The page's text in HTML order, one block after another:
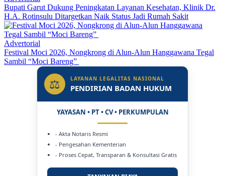
Bupati Garut Dukung Peningkatan Layanan Kesehatan, Klinik Dr.
H.A. Rotinsulu Ditargetkan Naik Status Jadi Rumah Sakit
Advertorial
Festival Moci 2026, Nongkrong di Alun-Alun Hanggawana Tegal
Sambil “Moci Bareng”
⚖ LAYANAN LEGALITAS NASIONAL
PENDIRIAN BADAN HUKUM
YAYASAN • PT • CV • PERKUMPULAN
- Akta Notaris Resmi
- Pengesahan Kementerian
- Proses Cepat, Transparan & Konsultasi Gratis